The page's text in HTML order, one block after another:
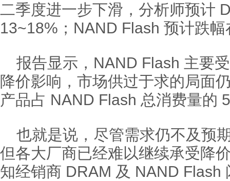
二季度进一步下滑，分析师预计
13~18%；NAND Flash 预计跌
报告显示，NAND Flash 主要
降价影响，市场供过于求的局面
产品占 NAND Flash 总消费量的
也就是说，尽管需求仍不及预
但各大厂商已经难以继续承受降
知经销商 DRAM 及 NAND Flash